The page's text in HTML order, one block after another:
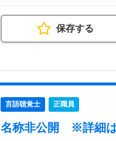
保存する
言語聴覚士 正職員
名称非公開 ※詳細は